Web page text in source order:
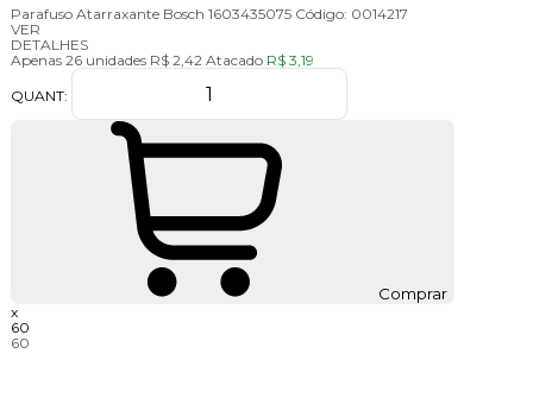
Parafuso Atarraxante Bosch 1603435075 Código: 0014217
VER
DETALHES
Apenas 26 unidades R$ 2,42 Atacado R$ 3,19
QUANT:
Comprar
x
60
60